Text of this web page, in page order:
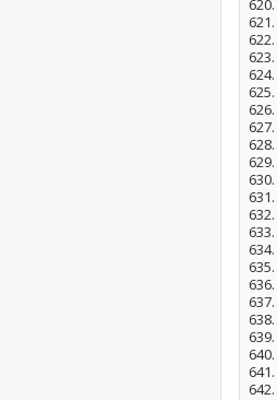
620.
621.
622.
623.
624.
625.
626.
627.
628.
629.
630.
631.
632.
633.
634.
635.
636.
637.
638.
639.
640.
641.
642.